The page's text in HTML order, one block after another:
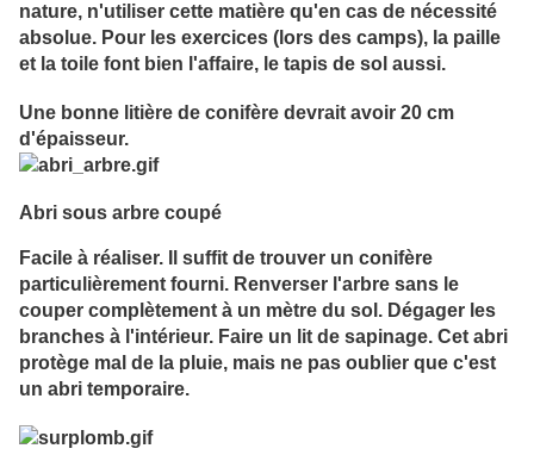
nature, n'utiliser cette matière qu'en cas de nécessité
absolue. Pour les exercices (lors des camps), la paille
et la toile font bien l'affaire, le tapis de sol aussi.
Une bonne litière de conifère devrait avoir 20 cm
d'épaisseur.
Abri sous arbre coupé
Facile à réaliser. Il suffit de trouver un conifère
particulièrement fourni. Renverser l'arbre sans le
couper complètement à un mètre du sol. Dégager les
branches à l'intérieur. Faire un lit de sapinage. Cet abri
protège mal de la pluie, mais ne pas oublier que c'est
un abri temporaire.